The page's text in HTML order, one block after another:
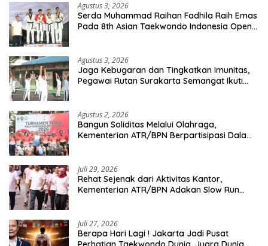
Agustus 3, 2026
Serda Muhammad Raihan Fadhila Raih Emas
Pada 8th Asian Taekwondo Indonesia Open
Agustus 3, 2026
Jaga Kebugaran dan Tingkatkan Imunitas,
Pegawai Rutan Surakarta Semangat Ikuti
Agustus 2, 2026
Bangun Soliditas Melalui Olahraga,
Kementerian ATR/BPN Berpartisipasi Dalam
Juli 29, 2026
Rehat Sejenak dari Aktivitas Kantor,
Kementerian ATR/BPN Adakan Slow Run
Juli 27, 2026
Berapa Hari Lagi ! Jakarta Jadi Pusat